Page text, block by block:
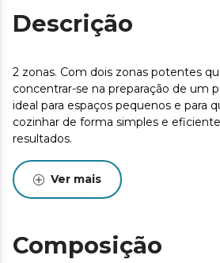
Descrição
2 zonas. Com dois zonas potentes
concentrar-se na preparação de um
ideal para espaços pequenos e para
cozinhar de forma simples e
resultados.
Ver mais
Composição